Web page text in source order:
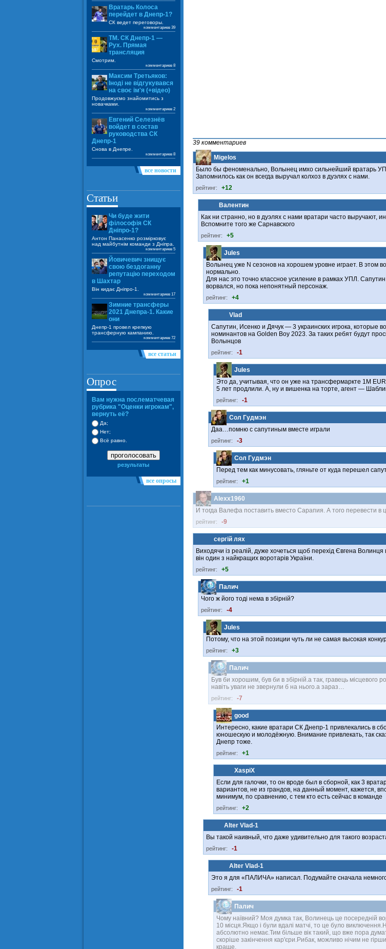
39 комментариев
Migelos
Было бы феноменально, Волынец имхо сильнейший вратарь
Запомнилось как он всегда выручал колхоз в дуэлях с нами.
рейтинг: +12
Валентин
Как ни странно, но в дуэлях с нами вратари часто выручают,
Вспомните того же Сарнавского
рейтинг: +5
Jules
Волынец уже N сезонов на хорошем уровне играет. В этом
нормально.
Для нас это точно классное усиление в рамках УПЛ.
ворвался, но пока непонятный персонаж.
рейтинг: +4
Vlad
Сапутин, Исенко и Дячук — 3 украинских игрока, которые
номинантов на Golden Boy 2023. За таких ребят будут
Волынцов
рейтинг: -1
Jules
Это да, учитывая, что он уже на трансфермаркте 1M
5 лет продлили. А, ну и вишенка на торте, агент —
рейтинг: -1
Сол Гудмэн
Даа…помню с сапутиным вместе играли
рейтинг: -3
Сол Гудмэн
Перед тем как минусовать, гляньте от куда перешел
рейтинг: +1
Alexx1960
И тогда Валефа поставить вместо Сарапия. А того перевести в
рейтинг: -9
сергій лях
Виходячи із реалій, дуже хочеться щоб перехід Євгена Волинця
він один з найкращих воротарів України.
рейтинг: +5
Палич
Чого ж його тоді нема в збірній?
рейтинг: -4
Jules
Потому, что на этой позиции чуть ли не самая высокая
рейтинг: +3
Палич
Був би хорошим, був би в збірній.а так, гравець місцевого
навіть уваги не звернули б на нього.а зараз…
рейтинг: -7
good
Интересно, какие вратари СК Днепр-1 привлекались в
юношескую и молодёжную. Внимание привлекать, так
Днепр тоже.
рейтинг: +1
XaspiX
Если для галочки, то он вроде был в сборной, как 3
вариантов, не из грандов, на данный момент, кажется,
минимум, по сравнению, с тем кто есть сейчас в команде
рейтинг: +2
Alter Vlad-1
Вы такой наивный, что даже удивительно для такого
рейтинг: -1
Alter Vlad-1
Это я для «ПАЛИЧА» написал. Подумайте сначала
рейтинг: -1
Палич
Чому наївний? Моя думка так, Волинець це посередній
10 місця.Якщо і були вдалі матчі, то це було
абсолютно немає.Тим більше вік такий, що вже пора
скоріше закінчення кар'єри.Рибак, можливо нічим не
краще.
Вратарь Колоса
перейдет в Днепр-1?
СК ведет переговоры.
комментариев 39
ТМ. СК Днепр-1 —
Рух. Прямая
трансляция
Смотрим.
комментариев 8
Максим Третьяков:
Іноді не відгукувався
на своє ім'я (+відео)
Продовжуємо знайомитись з
новачками.
комментариев 2
Евгений Селезнёв
войдет в состав
руководства СК
Днепр-1
Снова в Днепре.
комментариев 8
все новости
Статьи
Чи буде жити
філософія СК
Дніпро-1?
Антон Панасенко розмірковує
над майбутнім команди з Дніпра.
комментариев 5
Йовичевич знищує
свою бездоганну
репутацію переходом
в Шахтар
Він кидає Дніпро-1.
комментариев 17
Зимние трансферы
2021 Днепра-1. Какие
они
Днепр-1 провел крепкую
трансферную кампанию.
комментариев 72
все статьи
Опрос
Вам нужна послематчевая
рубрика "Оценки игрокам",
вернуть её?
Да;
Нет;
Всё равно.
проголосовать
результаты
все опросы